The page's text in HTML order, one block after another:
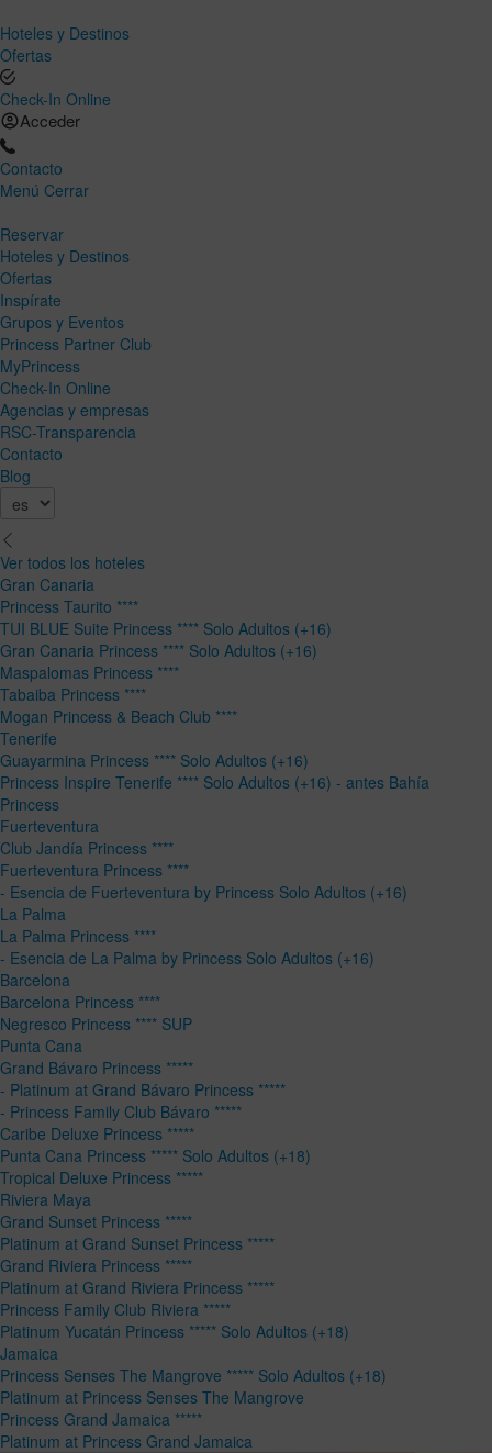
Hoteles y Destinos
Ofertas
Check-In Online
Acceder
Contacto
Menú Cerrar
Reservar
Hoteles y Destinos
Ofertas
Inspírate
Grupos y Eventos
Princess Partner Club
MyPrincess
Check-In Online
Agencias y empresas
RSC-Transparencia
Contacto
Blog
Ver todos los hoteles
Gran Canaria
Princess Taurito ****
TUI BLUE Suite Princess **** Solo Adultos (+16)
Gran Canaria Princess **** Solo Adultos (+16)
Maspalomas Princess ****
Tabaiba Princess ****
Mogan Princess & Beach Club ****
Tenerife
Guayarmina Princess **** Solo Adultos (+16)
Princess Inspire Tenerife **** Solo Adultos (+16) - antes Bahía
Princess
Fuerteventura
Club Jandía Princess ****
Fuerteventura Princess ****
- Esencia de Fuerteventura by Princess Solo Adultos (+16)
La Palma
La Palma Princess ****
- Esencia de La Palma by Princess Solo Adultos (+16)
Barcelona
Barcelona Princess ****
Negresco Princess **** SUP
Punta Cana
Grand Bávaro Princess *****
- Platinum at Grand Bávaro Princess *****
- Princess Family Club Bávaro *****
Caribe Deluxe Princess *****
Punta Cana Princess ***** Solo Adultos (+18)
Tropical Deluxe Princess *****
Riviera Maya
Grand Sunset Princess *****
Platinum at Grand Sunset Princess *****
Grand Riviera Princess *****
Platinum at Grand Riviera Princess *****
Princess Family Club Riviera *****
Platinum Yucatán Princess ***** Solo Adultos (+18)
Jamaica
Princess Senses The Mangrove ***** Solo Adultos (+18)
Platinum at Princess Senses The Mangrove
Princess Grand Jamaica *****
Platinum at Princess Grand Jamaica